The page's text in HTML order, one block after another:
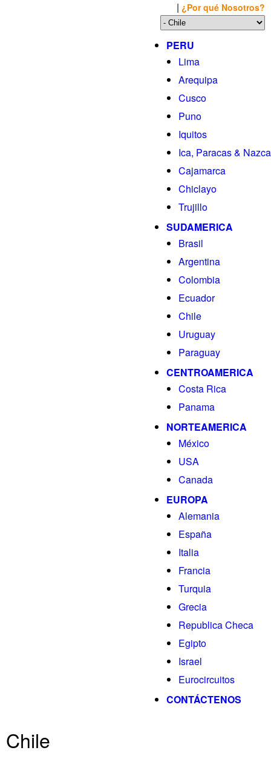
| ¿Por qué Nosotros?
PERU
Lima
Arequipa
Cusco
Puno
Iquitos
Ica, Paracas & Nazca
Cajamarca
Chiclayo
Trujillo
SUDAMERICA
Brasil
Argentina
Colombia
Ecuador
Chile
Uruguay
Paraguay
CENTROAMERICA
Costa Rica
Panama
NORTEAMERICA
México
USA
Canada
EUROPA
Alemania
España
Italia
Francia
Turquia
Grecia
Republica Checa
Egipto
Israel
Eurocircuitos
CONTÁCTENOS
Chile